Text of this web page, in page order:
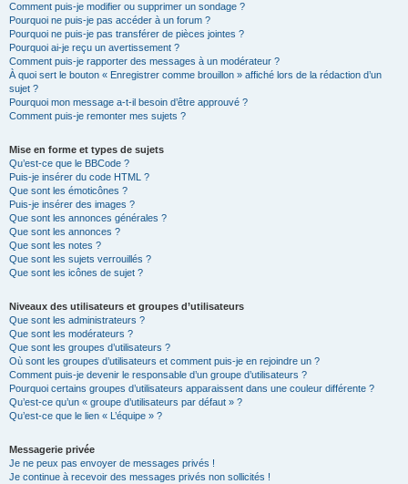
Comment puis-je modifier ou supprimer un sondage ?
Pourquoi ne puis-je pas accéder à un forum ?
Pourquoi ne puis-je pas transférer de pièces jointes ?
Pourquoi ai-je reçu un avertissement ?
Comment puis-je rapporter des messages à un modérateur ?
À quoi sert le bouton « Enregistrer comme brouillon » affiché lors de la rédaction d’un
sujet ?
Pourquoi mon message a-t-il besoin d’être approuvé ?
Comment puis-je remonter mes sujets ?
Mise en forme et types de sujets
Qu’est-ce que le BBCode ?
Puis-je insérer du code HTML ?
Que sont les émoticônes ?
Puis-je insérer des images ?
Que sont les annonces générales ?
Que sont les annonces ?
Que sont les notes ?
Que sont les sujets verrouillés ?
Que sont les icônes de sujet ?
Niveaux des utilisateurs et groupes d’utilisateurs
Que sont les administrateurs ?
Que sont les modérateurs ?
Que sont les groupes d’utilisateurs ?
Où sont les groupes d’utilisateurs et comment puis-je en rejoindre un ?
Comment puis-je devenir le responsable d’un groupe d’utilisateurs ?
Pourquoi certains groupes d’utilisateurs apparaissent dans une couleur différente ?
Qu’est-ce qu’un « groupe d’utilisateurs par défaut » ?
Qu’est-ce que le lien « L’équipe » ?
Messagerie privée
Je ne peux pas envoyer de messages privés !
Je continue à recevoir des messages privés non sollicités !